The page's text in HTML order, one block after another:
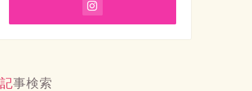
記事検索